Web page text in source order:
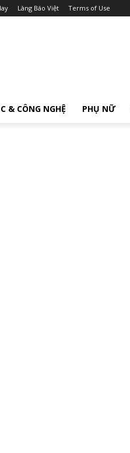
Làng Báo Việt Terms of Use
& CÔNG NGHỆ PHỤ NỮ